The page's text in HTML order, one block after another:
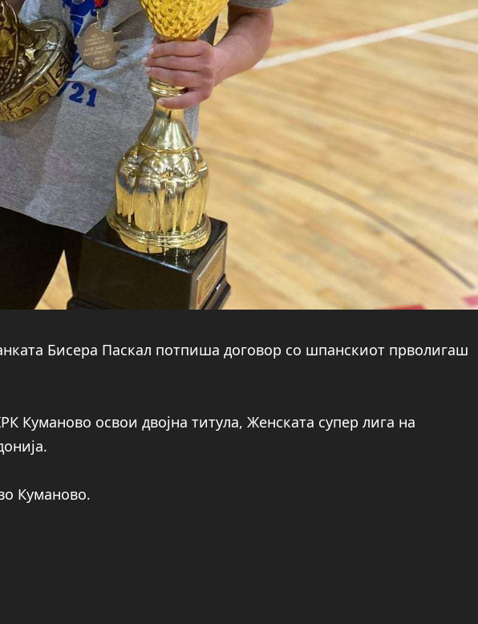
Бисера Паскал потпиша договор со шпанскиот прволигаш
Куманово освои двојна титула, Женската супер лига на
Куманово.